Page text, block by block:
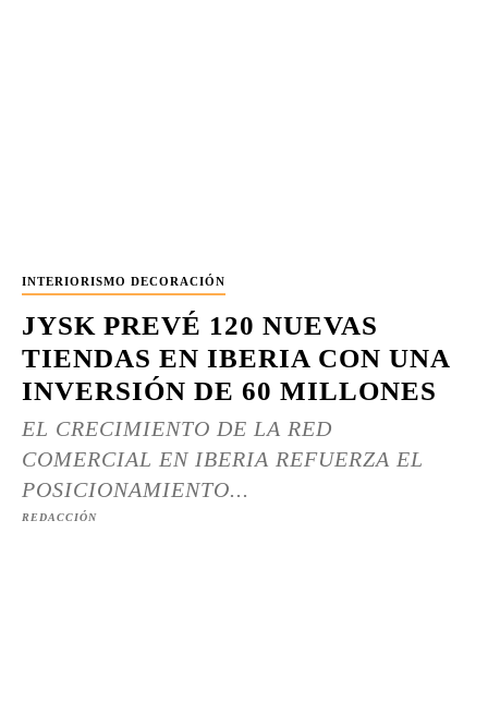
INTERIORISMO DECORACIÓN
JYSK PREVÉ 120 NUEVAS
TIENDAS EN IBERIA CON UNA
INVERSIÓN DE 60 MILLONES
EL CRECIMIENTO DE LA RED
COMERCIAL EN IBERIA REFUERZA EL
POSICIONAMIENTO...
REDACCIÓN